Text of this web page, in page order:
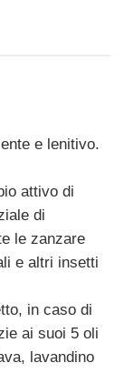
e lenitivo.
attivo di
di
le zanzare
e altri insetti
in caso di
ai suoi 5 oli
lavandino